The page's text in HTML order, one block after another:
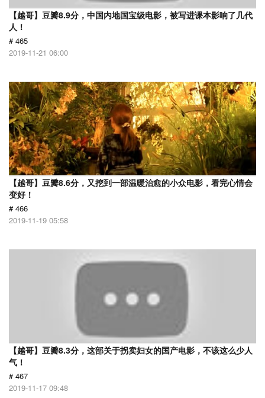
【越哥】豆瓣8.9分，中国内地国宝级电影，被写进课本影响了几代
人！
# 465
2019-11-21 06:00
【越哥】豆瓣8.6分，又挖到一部温暖治愈的小众电影，看完心情会
变好！
# 466
2019-11-19 05:58
【越哥】豆瓣8.3分，这部关于拐卖妇女的国产电影，不该这么少人
气！
# 467
2019-11-17 09:48